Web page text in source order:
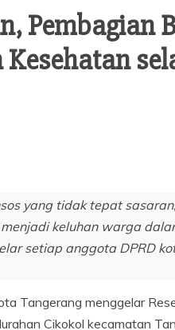
Pembagian
yang tidak tepat
keluhan warga
setiap anggota DPRD
Tangerang menggelar
Cikokol kecamatan